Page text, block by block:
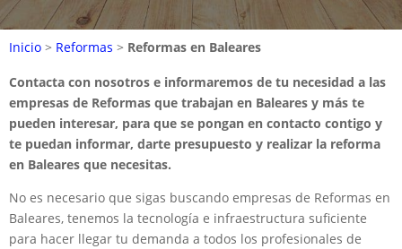
Inicio > Reformas > Reformas en Baleares
Contacta con nosotros e informaremos de tu necesidad a las
empresas de Reformas que trabajan en Baleares y más te
pueden interesar, para que se pongan en contacto contigo y
te puedan informar, darte presupuesto y realizar la reforma
en Baleares que necesitas.
No es necesario que sigas buscando empresas de Reformas en
Baleares, tenemos la tecnología e infraestructura suficiente
para hacer llegar tu demanda a todos los profesionales de